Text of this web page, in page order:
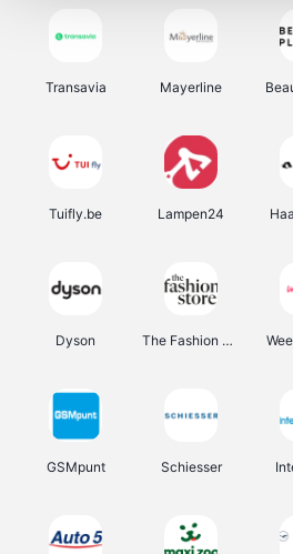
Transavia Mayerline
Tuifly.be Lampen24
Dyson The Fashion Store
GSMpunt Schiesser